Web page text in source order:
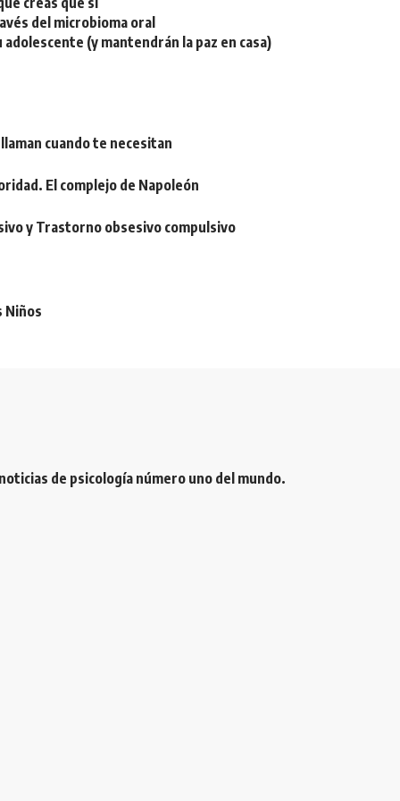
del microbioma oral
(y mantendrán la paz en casa)
cuando te necesitan
El complejo de Napoleón
y Trastorno obsesivo compulsivo
Niños
de psicología número uno del mundo.